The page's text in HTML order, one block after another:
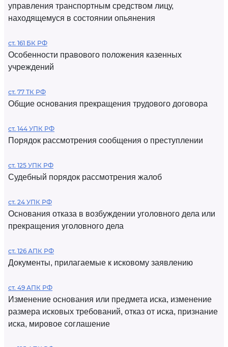
управления транспортным средством лицу,
находящемуся в состоянии опьянения
ст. 161 БК РФ
Особенности правового положения казенных
учреждений
ст. 77 ТК РФ
Общие основания прекращения трудового договора
ст. 144 УПК РФ
Порядок рассмотрения сообщения о преступлении
ст. 125 УПК РФ
Судебный порядок рассмотрения жалоб
ст. 24 УПК РФ
Основания отказа в возбуждении уголовного дела или
прекращения уголовного дела
ст. 126 АПК РФ
Документы, прилагаемые к исковому заявлению
ст. 49 АПК РФ
Изменение основания или предмета иска, изменение
размера исковых требований, отказ от иска, признание
иска, мировое соглашение